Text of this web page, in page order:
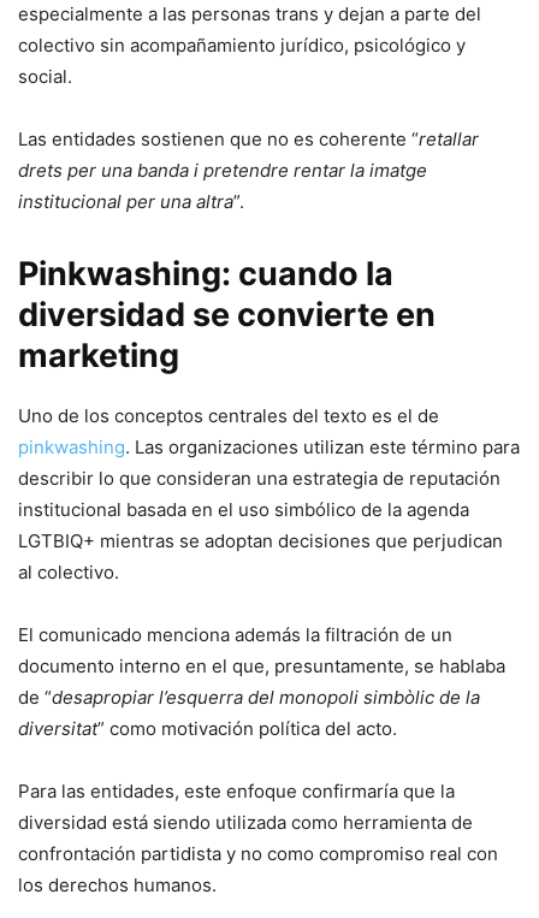
especialmente a las personas trans y dejan a parte del
colectivo sin acompañamiento jurídico, psicológico y
social.
Las entidades sostienen que no es coherente “retallar
drets per una banda i pretendre rentar la imatge
institucional per una altra”.
Pinkwashing: cuando la
diversidad se convierte en
marketing
Uno de los conceptos centrales del texto es el de
pinkwashing. Las organizaciones utilizan este término para
describir lo que consideran una estrategia de reputación
institucional basada en el uso simbólico de la agenda
LGTBIQ+ mientras se adoptan decisiones que perjudican
al colectivo.
El comunicado menciona además la filtración de un
documento interno en el que, presuntamente, se hablaba
de “desapropiar l’esquerra del monopoli simbòlic de la
diversitat” como motivación política del acto.
Para las entidades, este enfoque confirmaría que la
diversidad está siendo utilizada como herramienta de
confrontación partidista y no como compromiso real con
los derechos humanos.